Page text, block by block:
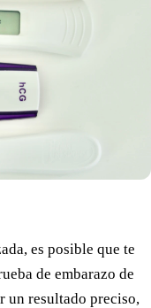
es posible que te
de embarazo de
un resultado preciso,